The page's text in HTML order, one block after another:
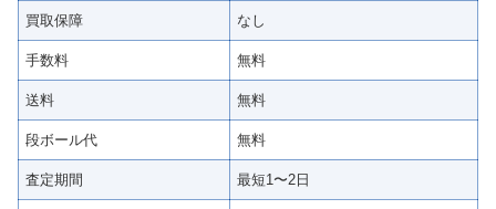
買取保障 なし
手数料 無料
送料 無料
段ボール代 無料
査定期間 最短1〜2日